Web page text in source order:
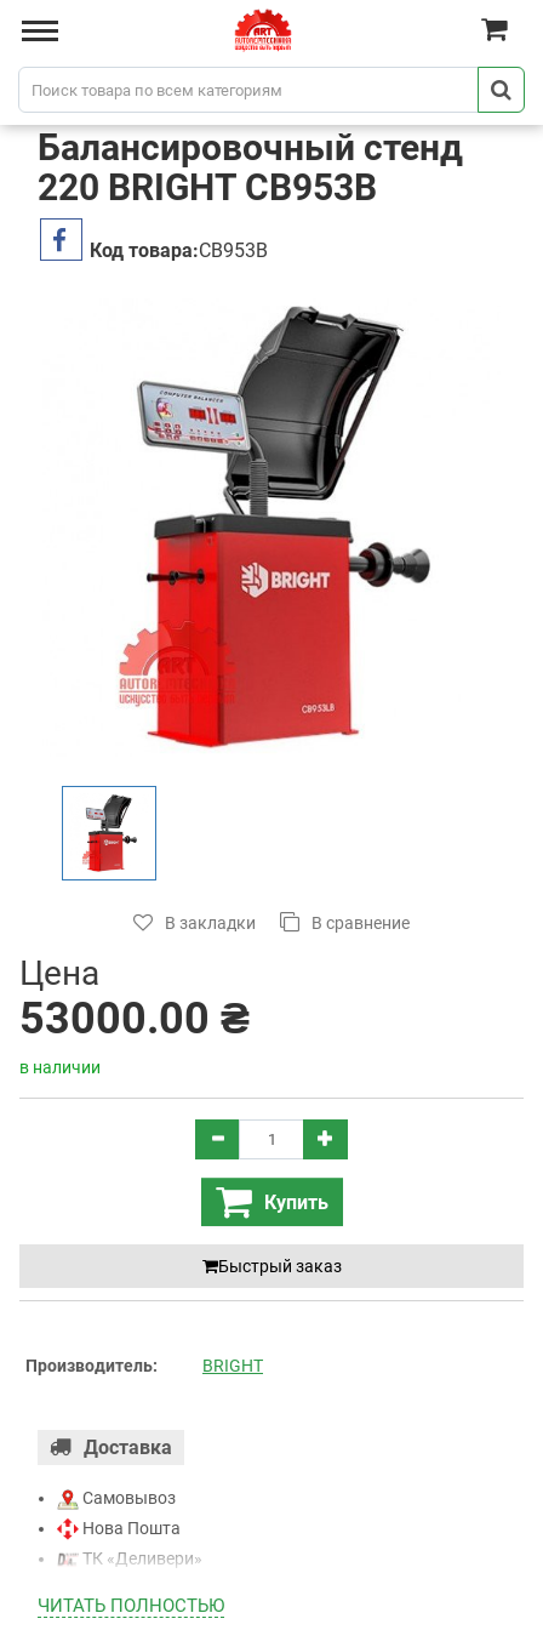
Балансировочный стенд
220 BRIGHT CB953B
Код товара:CB953B
В закладки В сравнение
Цена
53000.00 ₴
в наличии
Купить
Быстрый заказ
Производитель: BRIGHT
Доставка
Самовывоз
Нова Пошта
ТК «Деливери»
ТК “Justin”
ЧИТАТЬ ПОЛНОСТЬЮ